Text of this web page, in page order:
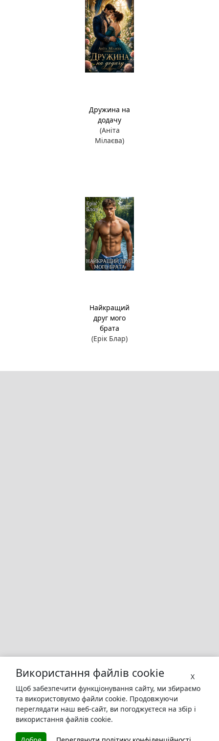
Дружина на
додачу
(Аніта
Мілаєва)
Найкращий
друг мого
брата
(Ерік Блар)
X
Використання файлів cookie
Щоб забезпечити функціонування сайту, ми збираємо
та використовуємо файли cookie. Продовжуючи
переглядати наш веб-сайт, ви погоджуєтеся на збір і
використання файлів cookie.
БУКУРУК